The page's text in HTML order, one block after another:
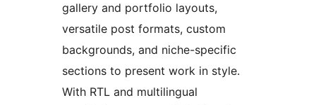
gallery and portfolio layouts,
versatile post formats, custom
backgrounds, and niche-specific
sections to present work in style.
With RTL and multilingual